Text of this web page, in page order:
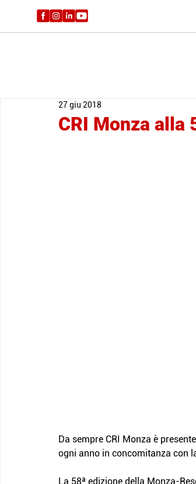
CRI Monza alla
27 giu 2018
Da sempre CRI Monza è
ogni anno in concomitanza con
La 58ª edizione della Monza-